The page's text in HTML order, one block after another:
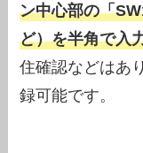
ン中心部の「
ど）を半角で入
住確認などはあ
録可能です。